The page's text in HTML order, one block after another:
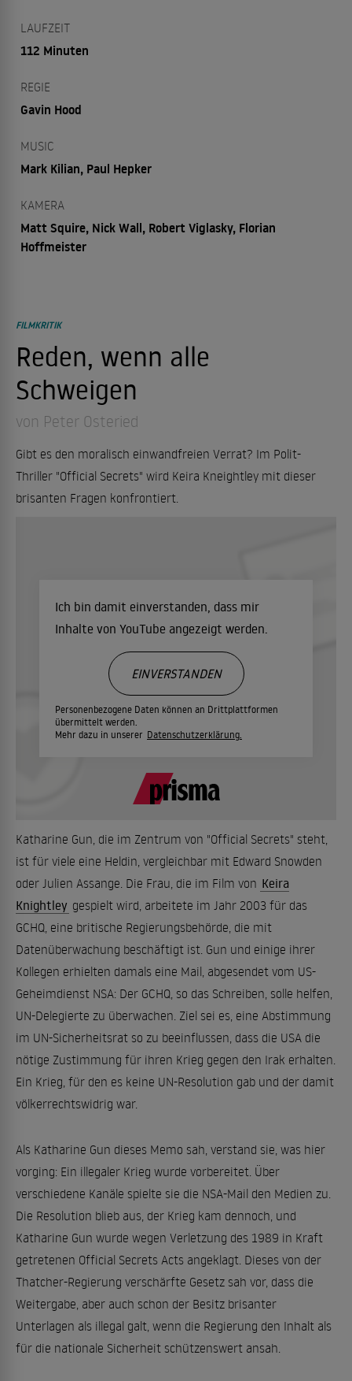
LAUFZEIT
112 Minuten
REGIE
Gavin Hood
MUSIC
Mark Kilian, Paul Hepker
KAMERA
Matt Squire, Nick Wall, Robert Viglasky, Florian
Hoffmeister
FILMKRITIK
Reden, wenn alle
Schweigen
von Peter Osteried
Gibt es den moralisch einwandfreien Verrat? Im Polit-
Thriller "Official Secrets" wird Keira Kneightley mit dieser
brisanten Fragen konfrontiert.
Ich bin damit einverstanden, dass mir
Inhalte von YouTube angezeigt werden.
Personenbezogene Daten können an Drittplattformen
übermittelt werden.
Mehr dazu in unserer Datenschutzerklärung.
EINVERSTANDEN
Katharine Gun, die im Zentrum von "Official Secrets" steht,
ist für viele eine Heldin, vergleichbar mit Edward Snowden
oder Julien Assange. Die Frau, die im Film von Keira
Knightley gespielt wird, arbeitete im Jahr 2003 für das
GCHQ, eine britische Regierungsbehörde, die mit
Datenüberwachung beschäftigt ist. Gun und einige ihrer
Kollegen erhielten damals eine Mail, abgesendet vom US-
Geheimdienst NSA: Der GCHQ, so das Schreiben, solle helfen,
UN-Delegierte zu überwachen. Ziel sei es, eine Abstimmung
im UN-Sicherheitsrat so zu beeinflussen, dass die USA die
nötige Zustimmung für ihren Krieg gegen den Irak erhalten.
Ein Krieg, für den es keine UN-Resolution gab und der damit
völkerrechtswidrig war.
Als Katharine Gun dieses Memo sah, verstand sie, was hier
vorging: Ein illegaler Krieg wurde vorbereitet. Über
verschiedene Kanäle spielte sie die NSA-Mail den Medien zu.
Die Resolution blieb aus, der Krieg kam dennoch, und
Katharine Gun wurde wegen Verletzung des 1989 in Kraft
getretenen Official Secrets Acts angeklagt. Dieses von der
Thatcher-Regierung verschärfte Gesetz sah vor, dass die
Weitergabe, aber auch schon der Besitz brisanter
Unterlagen als illegal galt, wenn die Regierung den Inhalt als
für die nationale Sicherheit schützenswert ansah.